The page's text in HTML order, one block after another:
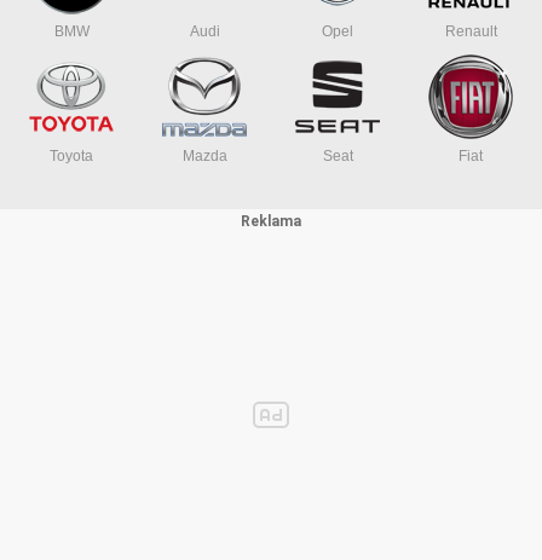
- Nízká spotřeba v pohotovostním režimu ≤ 5 W
- Ochrana proti přepětí, podpětí, úniku proudu, zkratu, přehřátí i blesku
- Reakční čas 32 ms
- Bez potřeby elektrikáře či revize – Plug & Play
- Jmenovité napětí 400 V / 50–60 Hz
BMW Audi Opel Renault
Toyota Mazda Seat Fiat